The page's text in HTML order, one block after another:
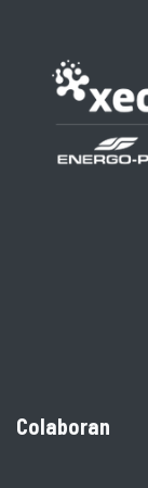
Colaboran